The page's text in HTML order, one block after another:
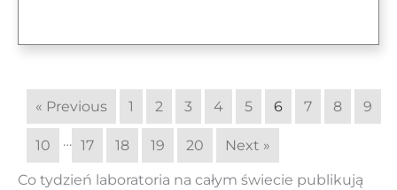
« Previous 1 2 3 4 5 6 7 8 9
10 … 17 18 19 20 Next »
Co tydzień laboratoria na całym świecie publikują